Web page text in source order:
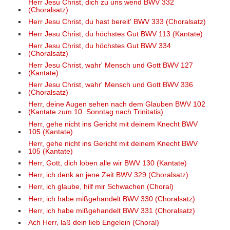
Herr Jesu Christ, dich zu uns wend BWV 332
(Choralsatz)
Herr Jesu Christ, du hast bereit' BWV 333 (Choralsatz)
Herr Jesu Christ, du höchstes Gut BWV 113 (Kantate)
Herr Jesu Christ, du höchstes Gut BWV 334
(Choralsatz)
Herr Jesu Christ, wahr' Mensch und Gott BWV 127
(Kantate)
Herr Jesu Christ, wahr' Mensch und Gott BWV 336
(Choralsatz)
Herr, deine Augen sehen nach dem Glauben BWV 102
(Kantate zum 10. Sonntag nach Trinitatis)
Herr, gehe nicht ins Gericht mit deinem Knecht BWV
105 (Kantate)
Herr, gehe nicht ins Gericht mit deinem Knecht BWV
105 (Kantate)
Herr, Gott, dich loben alle wir BWV 130 (Kantate)
Herr, ich denk an jene Zeit BWV 329 (Choralsatz)
Herr, ich glaube, hilf mir Schwachen (Choral)
Herr, ich habe mißgehandelt BWV 330 (Choralsatz)
Herr, ich habe mißgehandelt BWV 331 (Choralsatz)
Ach Herr, laß dein lieb Engelein (Choral)